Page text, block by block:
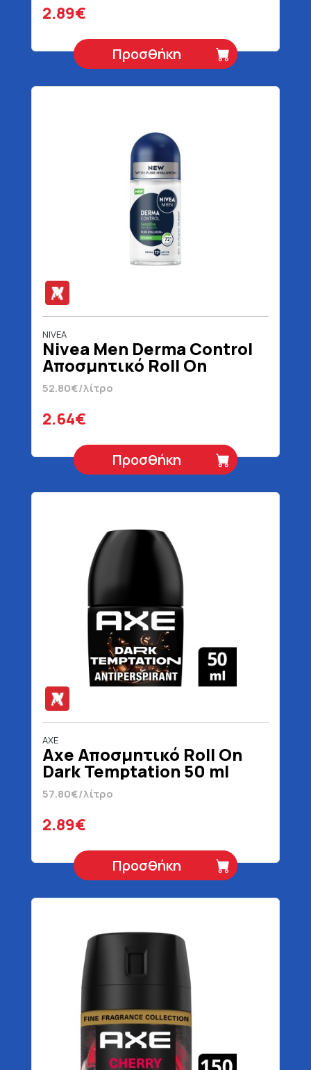
2.89€
Προσθήκη
NIVEA
Nivea Men Derma Control
Αποσμητικό Roll On
Sensitive 50 ml
52.80€/λίτρο
2.64€
Προσθήκη
AXE
Axe Αποσμητικό Roll On
Dark Temptation 50 ml
57.80€/λίτρο
2.89€
Προσθήκη